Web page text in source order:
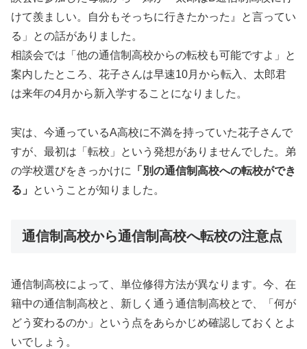
けて羨ましい。自分もそっちに行きたかった』と言ってい
る」との話がありました。
相談会では「他の通信制高校からの転校も可能ですよ」と
案内したところ、花子さんは早速10月から転入、太郎君
は来年の4月から新入学することになりました。
実は、今通っているA高校に不満を持っていた花子さんで
すが、最初は「転校」という発想がありませんでした。
弟
の学校選びをきっかけに
「別の通信制高校への転校ができ
る」
ということが知りました。
通信制高校から通信制高校へ転校の注意点
通信制高校によって、単位修得方法が異なります。今、在
籍中の通信制高校と、新しく通う通信制高校とで、「何が
どう変わるのか」という点をあらかじめ確認しておくとよ
いでしょう。